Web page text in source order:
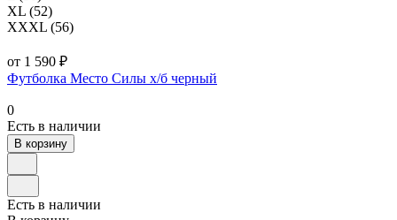
XL (52)
XXXL (56)
от 1 590 ₽
Футболка Место Силы х/б черный
0
Есть в наличии
В корзину
Есть в наличии